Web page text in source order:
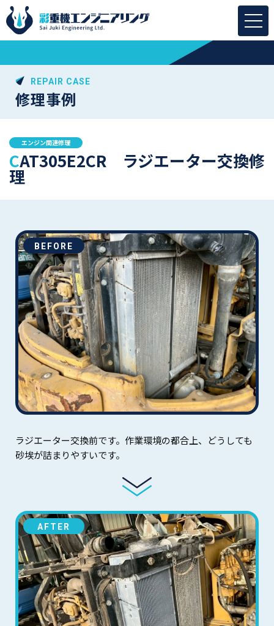
REPAIR CASE
修理事例
エンジン関連修理
CAT305E2CR ラジエーター交換修
理
BEFORE
ラジエーター交換前です。作業環境の都合上、どうしても
砂埃が詰まりやすいです。
AFTER